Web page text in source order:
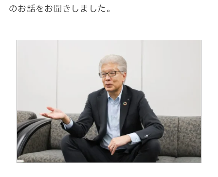
のお話をお聞きしました。